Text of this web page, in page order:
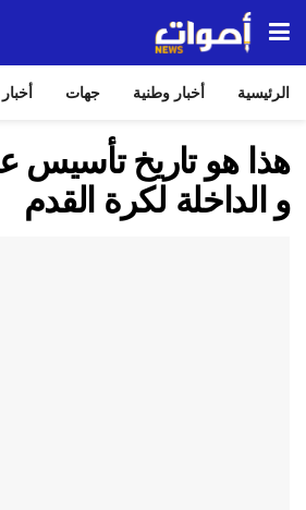
الرئيسية أخبار وطنية جهات
هذا هو تاريخ تأسيس
و الداخلة لكرة القدم